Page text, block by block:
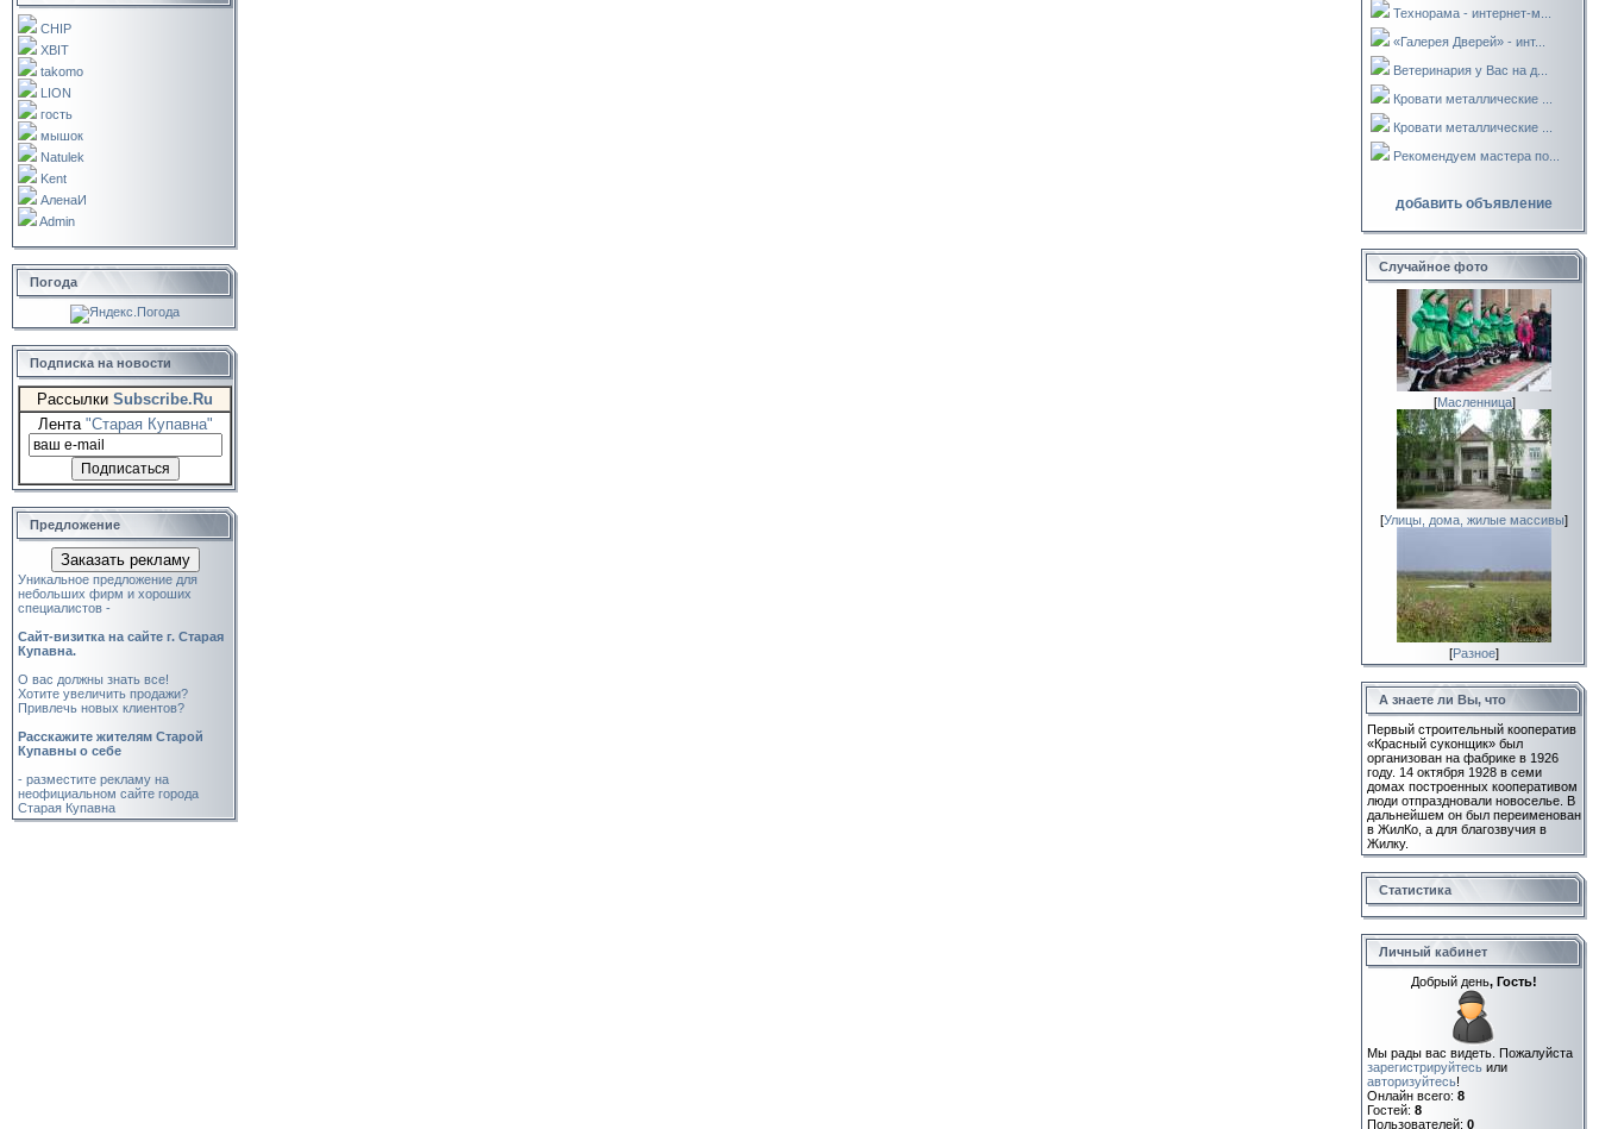
CHIP
XBIT
takomo
LION
гость
мышок
Natulek
Kent
АленаИ
Admin
Погода
Подписка на новости
Рассылки Subscribe.Ru
Лента "Старая Купавна"
Предложение
Заказать рекламу
Уникальное предложение для
небольших фирм и хороших
специалистов -
Cайт-визитка на сайте г. Старая
Купавна.
О вас должны знать все!
Хотите увеличить продажи?
Привлечь новых клиентов?
Расскажите жителям Старой
Купавны о себе
- разместите рекламу на
неофициальном сайте города
Старая Купавна
Технорама - интернет-м...
«Галерея Дверей» - инт...
Ветеринария у Вас на д...
Кровати металлические ...
Кровати металлические ...
Рекомендуем мастера по...
добавить объявление
Случайное фото
[Масленница]
[Улицы, дома, жилые массивы]
[Разное]
А знаете ли Вы, что
Первый строительный кооператив
«Красный суконщик» был
организован на фабрике в 1926
году. 14 октября 1928 в семи
домах построенных кооперативом
люди отпраздновали новоселье. В
дальнейшем он был переименован
в ЖилКо, а для благозвучия в
Жилку.
Статистика
Личный кабинет
Добрый день, Гость!
Мы рады вас видеть. Пожалуйста
зарегистрируйтесь или
авторизуйтесь!
Онлайн всего: 8
Гостей: 8
Пользователей: 0